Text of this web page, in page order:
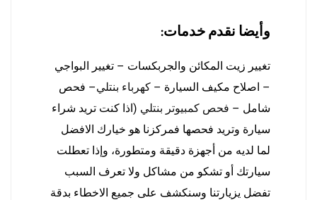
وأيضا نقدم خدمات:
تغيير زيت المكائن والجربكسات – تغيير البواجي
– اصلاح مكيف السيارة – كهرباء بنتلي– فحص
شامل – فحص كمبيوتر بنتلي (اذا كنت تريد شراء
سيارة وتريد فحصها فمركزنا هو خيارك الافضل
لما لديه من أجهزة دقيقة ومتطورة، وإذا تعطلت
سيارتك أو تشكو من مشاكل ولا تعرف السبب
تفضل يزيارتنا وسنكشف على جميع الاخطاء بدقة